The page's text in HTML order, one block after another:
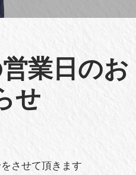
業日のお
せ
させて頂きます